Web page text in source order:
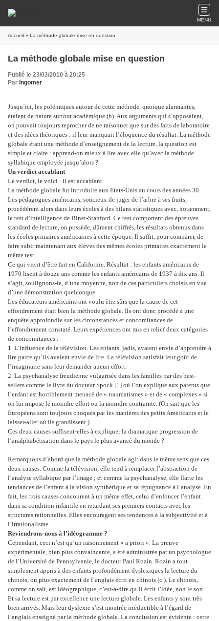
MENU
Accueil » La méthode globale mise en question
La méthode globale mise en question
Publié le 23/03/2010 à 20:25
Par Ingomer
Jusqu’ici, les polémiques autour de cette méthode, quoique alarmantes,
étaient de nature surtout académique (b). Aux arguments qui s’opposaient,
on pouvait toujours reprocher de ne raisonner que sur des faits de laboratoire
et des idées théoriques : il leur manquait l’éloquence du résultat. La méthode
globale étant une méthode d’enseignement de la lecture, la question est
simple et claire : apprend-on mieux à lire avec elle qu’avec la méthode
syllabique employée jusqu’alors ?
Un verdict accablant
Le verdict, le voici : il est accablant.
La méthode globale fut introduite aux Etats-Unis au cours des années 30.
Les pédagogues américains, soucieux de juger de l’arbre à ses fruits,
procédèrent alors dans leurs écoles à des bilans statistiques avec, notamment,
le test d’intelligence de Binet-Stanford. Ce test comportant des épreuves
standard de lecture, on possède, dûment chiffrés, les résultats obtenus dans
les écoles primaires américaines à cette époque. Il suffit, pour comparer, de
faire subir maintenant aux élèves des mêmes écoles primaires exactement le
même test.
Ce qui vient d’être fait en Californie. Résultat : les enfants américains de
1970 lisent à douze ans comme les enfants américains de 1937 à dix ans. Il
s’agit, soulignons-le, d’une moyenne, non de cas particuliers choisis en vue
d’une démonstration quelconque.
Les éducateurs américains ont voulu être sûrs que la cause de cet
effondrement était bien la méthode globale. Ils ont donc procédé à une
enquête approfondie sur les circonstances et concomitances de
l’effondrement constaté. Leurs expériences ont mis en relief deux catégories
de concomitances :
1. L’influence de la télévision. Les enfants, jadis, avaient envie d’apprendre à
lire parce qu’ils avaient envie de lire. La télévision satisfait leur goût de
l’imaginaire sans leur demander aucun effort.
2. La psychanalyse freudienne vulgarisée dans les familles par des best-
sellers comme le livre du docteur Spock [1] où l’on explique aux parents que
l’enfant est horriblement menacé de « traumatismes » et de « complexes » si
on lui impose le moindre effort ou la moindre contrainte. (On sait que les
Européens sont toujours choqués par les manières des petits Américains et le
laisser-aller où ils grandissent.)
Ces deux causes suffisent-elles à expliquer la dramatique progression de
l’analphabétisation dans le pays le plus avancé du monde ?
Remarquons d’abord que la méthode globale agit dans le même sens que ces
deux causes. Comme la télévision, elle tend à remplacer l’abstraction de
l’analyse syllabique par l’image ; et comme la psychanalyse, elle flatte les
tendances de l’enfant à la vision synthétique et sa répugnance à l’analyse. En
fait, les trois causes concourent à un même effet, celui d’enfoncer l’enfant
dans sa condition infantile en retardant ses premiers contacts avec les
structures rationnelles. Elles encouragent ses tendances à la subjectivité et à
l’irrationalisme.
Reviendrons-nous à l’idéogramme ?
Cependant, ceci n’est qu’un raisonnement « a priori ». La preuve
expérimentale, bien plus convaincante, a été administrée par un psychologue
de l’Université de Pennsylvanie, le docteur Paul Rozin. Rozin a tout
simplement appris à des enfants profondément dyslexiques la lecture du
chinois, ou plus exactement de l’anglais écrit en chinois (c ). Le chinois,
comme on sait, est idéographique, c’est-à-dire qu’il écrit l’idée, non le son.
Et sa lecture est par excellence une lecture globale. Les enfants y sont très
bien arrivés. Mais leur dyslexie s’est montrée irréductible à l’égard de
l’anglais enseigné par la méthode globale. La conclusion est évidente : cette